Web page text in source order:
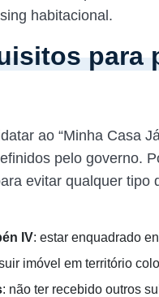
habitacional.
para
ao “Minha Casa
pelo governo.
evitar qualquer tipo
IV: estar enquadrado
imóvel em território
: não ter recebido outros